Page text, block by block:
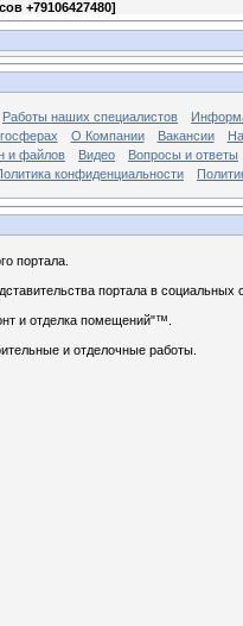
+79106427480]
Работы наших специалистов
О Компании Вакансии
и файлов Видео
Вопросы и ответы
конфиденциальности
портала.
портала в социальных
и отделка помещений"™.
и отделочные работы.